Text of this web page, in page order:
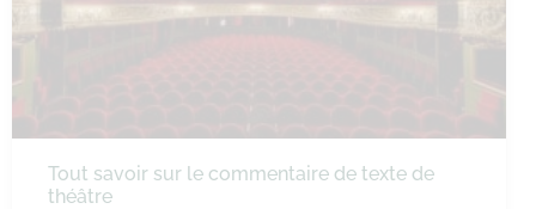
Tout savoir sur le commentaire de texte de
théâtre